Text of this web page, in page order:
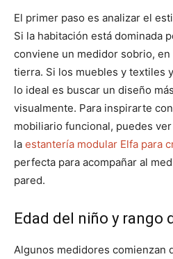
El primer paso es analizar el
Si la habitación está dominada
conviene un medidor sobrio,
tierra. Si los muebles y textiles
lo ideal es buscar un diseño
visualmente. Para inspirarte
mobiliario funcional, puedes
la estantería modular Elfa para
perfecta para acompañar al
pared.
Edad del niño y rango
Algunos medidores comienzan